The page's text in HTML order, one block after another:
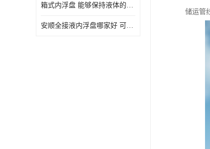
箱式内浮盘 能够保持液体的密闭状态 适用于多种液体储存和运输
安顺全接液内浮盘哪家好 可以自动上下浮动 密封性能好
储运管